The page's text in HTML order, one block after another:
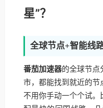
星”？
全球节点+智能线
番茄加速器的全球节点
市，都能找到就近的节
不用你手动一个个试。